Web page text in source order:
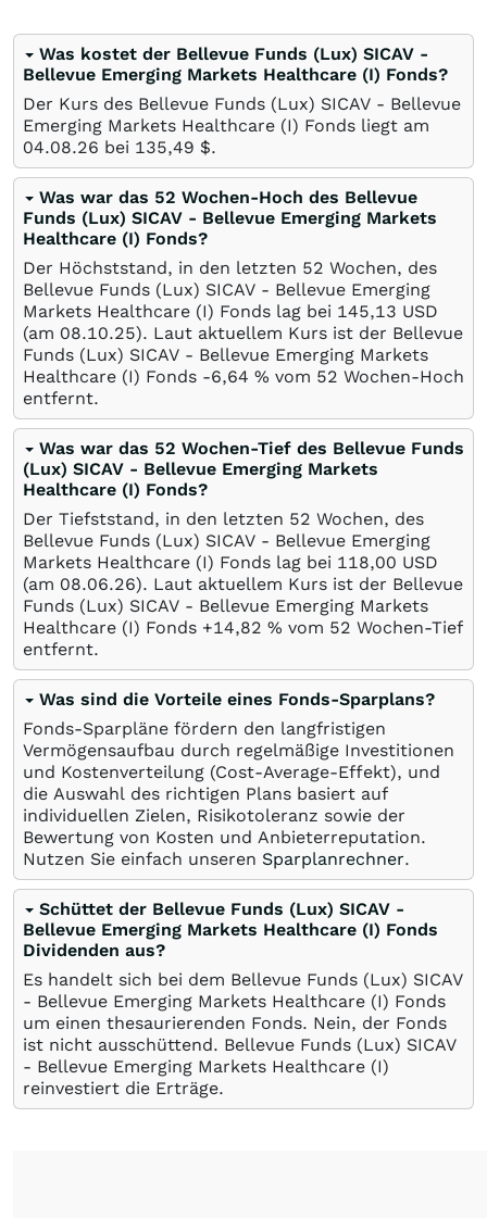
Was kostet der Bellevue Funds (Lux) SICAV -
Bellevue Emerging Markets Healthcare (I) Fonds?
Der Kurs des Bellevue Funds (Lux) SICAV - Bellevue
Emerging Markets Healthcare (I) Fonds liegt am
04.08.26 bei 135,49 $.
Was war das 52 Wochen-Hoch des Bellevue
Funds (Lux) SICAV - Bellevue Emerging Markets
Healthcare (I) Fonds?
Der Höchststand, in den letzten 52 Wochen, des
Bellevue Funds (Lux) SICAV - Bellevue Emerging
Markets Healthcare (I) Fonds lag bei 145,13 USD
(am 08.10.25). Laut aktuellem Kurs ist der Bellevue
Funds (Lux) SICAV - Bellevue Emerging Markets
Healthcare (I) Fonds -6,64 % vom 52 Wochen-Hoch
entfernt.
Was war das 52 Wochen-Tief des Bellevue Funds
(Lux) SICAV - Bellevue Emerging Markets
Healthcare (I) Fonds?
Der Tiefststand, in den letzten 52 Wochen, des
Bellevue Funds (Lux) SICAV - Bellevue Emerging
Markets Healthcare (I) Fonds lag bei 118,00 USD
(am 08.06.26). Laut aktuellem Kurs ist der Bellevue
Funds (Lux) SICAV - Bellevue Emerging Markets
Healthcare (I) Fonds +14,82 % vom 52 Wochen-Tief
entfernt.
Was sind die Vorteile eines Fonds-Sparplans?
Fonds-Sparpläne fördern den langfristigen
Vermögensaufbau durch regelmäßige Investitionen
und Kostenverteilung (Cost-Average-Effekt), und
die Auswahl des richtigen Plans basiert auf
individuellen Zielen, Risikotoleranz sowie der
Bewertung von Kosten und Anbieterreputation.
Nutzen Sie einfach unseren Sparplanrechner.
Schüttet der Bellevue Funds (Lux) SICAV -
Bellevue Emerging Markets Healthcare (I) Fonds
Dividenden aus?
Es handelt sich bei dem Bellevue Funds (Lux) SICAV
- Bellevue Emerging Markets Healthcare (I) Fonds
um einen thesaurierenden Fonds. Nein, der Fonds
ist nicht ausschüttend. Bellevue Funds (Lux) SICAV
- Bellevue Emerging Markets Healthcare (I)
reinvestiert die Erträge.